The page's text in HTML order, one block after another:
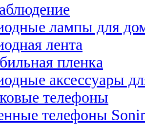
лампы для
лента
пленка
аксессуары
телефоны
телефоны